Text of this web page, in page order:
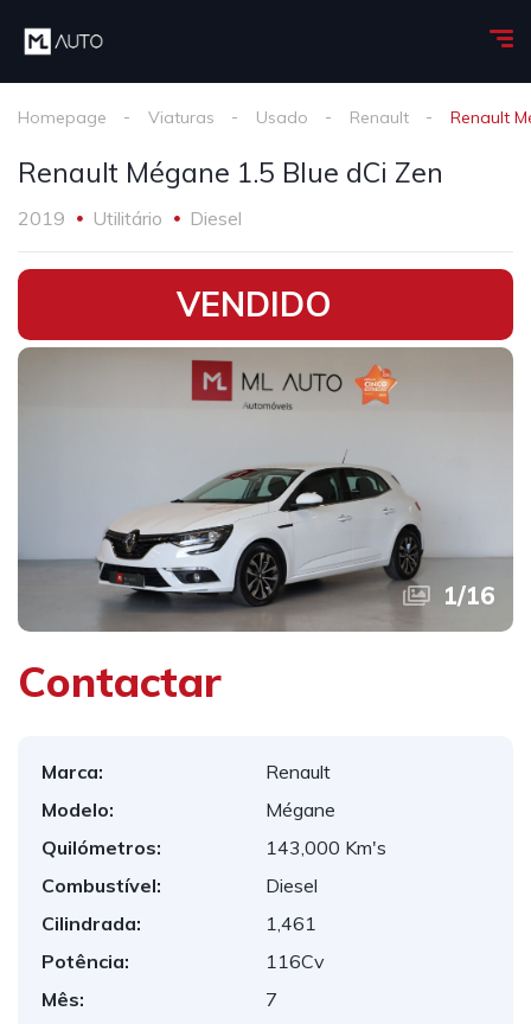
Homepage Viaturas Usado Renault Renault
Renault Mégane 1.5 Blue dCi Zen
2019 Utilitário Diesel
•
VENDIDO
1/16
Contactar
Marca:
Renault
Modelo:
Mégane
Quilómetros:
143,000 Km's
Combustível:
Diesel
Cilindrada:
1,461
Potência:
116Cv
Mês:
7